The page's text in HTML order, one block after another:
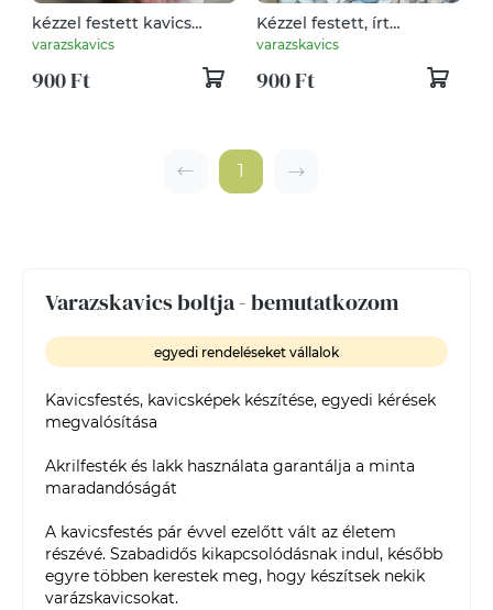
Varazskavics boltja - bemutatkozom
egyedi rendeléseket vállalok
Kavicsfestés, kavicsképek készítése, egyedi kérések
megvalósítása
Akrilfesték és lakk használata garantálja a minta
maradandóságát
A kavicsfestés pár évvel ezelőtt vált az életem
részévé. Szabadidős kikapcsolódásnak indul, később
egyre többen kerestek meg, hogy készítsek nekik
varázskavicsokat.
kézzel festett kavics
üzenet
varazskavics
900 Ft
Kézzel festett, írt
kavicsüzenet
varazskavics
900 Ft
1